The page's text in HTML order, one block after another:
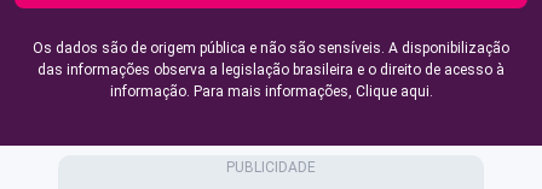
Os dados são de origem pública e não são sensíveis. A disponibilização
das informações observa a legislação brasileira e o direito de acesso à
informação. Para mais informações, Clique aqui.